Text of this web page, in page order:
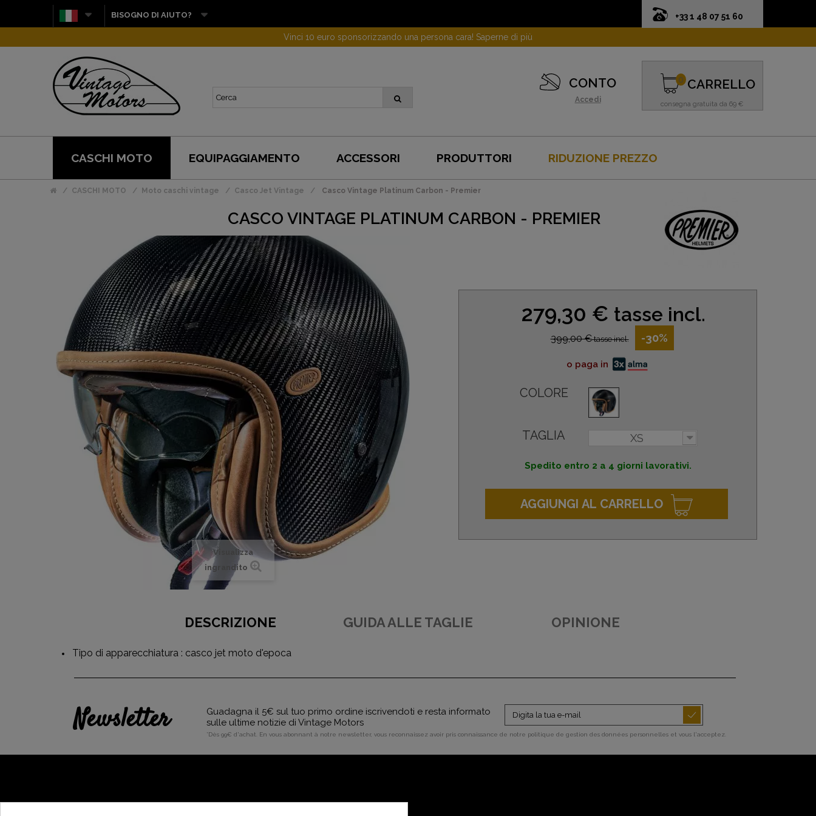
+33 1 48 07 51 60
BISOGNO DI AIUTO?
Vinci 10 euro sponsorizzando una persona cara! Saperne di più
CONTO
Accedi
CARRELLO
consegna gratuita da 69 €
0
CASCHI MOTO EQUIPAGGIAMENTO ACCESSORI PRODUTTORI RIDUZIONE PREZZO
CASCHI MOTO Moto caschi vintage Casco Jet Vintage Casco Vintage Platinum Carbon - Premier
CASCO VINTAGE PLATINUM CARBON - PREMIER
Visualizza
ingrandito
279,30 € tasse incl.
399,00 €tasse incl. -30%
o paga in
COLORE
TAGLIA XS
Spedito entro 2 a 4 giorni lavorativi.
AGGIUNGI AL CARRELLO
DESCRIZIONE GUIDA ALLE TAGLIE OPINIONE
Tipo di apparecchiatura : casco jet moto d'epoca
Newsletter
Guadagna il 5€ sul tuo primo ordine iscrivendoti e resta informato
sulle ultime notizie di Vintage Motors
*Dès 99€ d'achat. En vous abonnant à notre newsletter, vous reconnaissez avoir pris connaissance de notre politique de gestion des données personnelles et vous l'acceptez.